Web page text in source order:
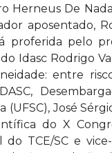
Herneus De
aposentado,
proferida pelo
Idasc Rodrigo
entre
José
do X
TCE/SC e